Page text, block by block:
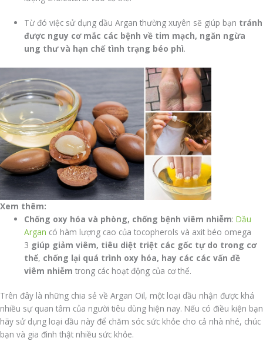
Từ đó việc sử dụng dầu Argan thường xuyên sẽ giúp bạn tránh
được nguy cơ mắc các bệnh về tim mạch, ngăn ngừa
ung thư và hạn chế tình trạng béo phì.
Xem thêm:
Chống oxy hóa và phòng, chống bệnh viêm nhiễm:Dầu
Argan có hàm lượng cao của tocopherols và axit béo omega
3 giúp giảm viêm, tiêu diệt triệt các gốc tự do trong cơ
thể, chống lại quá trình oxy hóa, hay các các vấn đề
viêm nhiễm trong các hoạt động của cơ thể.
Trên đây là những chia sẻ về Argan Oil, một loại dầu nhận được khá
nhiều sự quan tâm của người tiêu dùng hiện nay. Nếu có điều kiện bạn
hãy sử dụng loại dầu này để chăm sóc sức khỏe cho cả nhà nhé, chúc
bạn và gia đình thật nhiều sức khỏe.